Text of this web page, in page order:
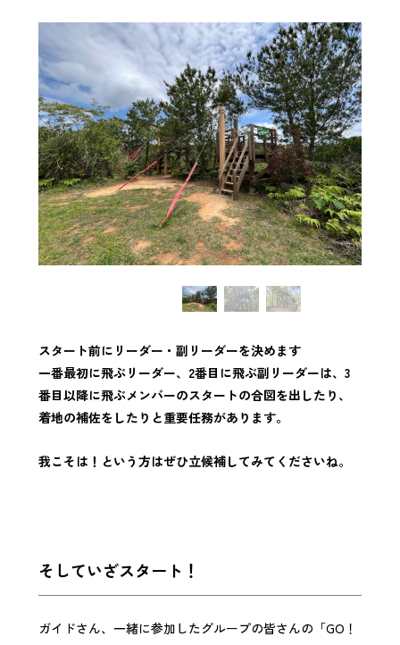
スタート前にリーダー・副リーダーを決めます
一番最初に飛ぶリーダー、2番目に飛ぶ副リーダーは、3
番目以降に飛ぶメンバーのスタートの合図を出したり、
着地の補佐をしたりと重要任務があります。
我こそは！という方はぜひ立候補してみてくださいね。
そしていざスタート！
ガイドさん、一緒に参加したグループの皆さんの「GO！